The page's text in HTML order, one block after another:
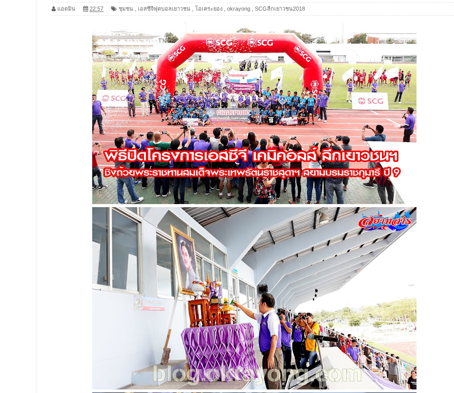
แอดมิน 22:57 ชุมชน เอสซีจีฟุตบอลเยาวชน โอเคระยอง okrayong SCGลีกเยาวชน2018